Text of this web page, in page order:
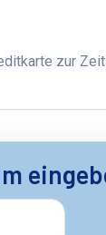
zur